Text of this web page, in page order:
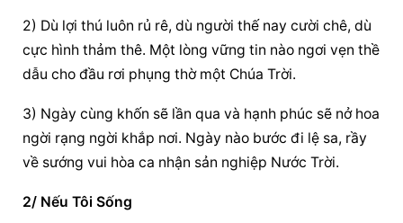
2) Dù lợi thú luôn rủ rê, dù người thế nay cười chê, dù
cực hình thảm thê. Một lòng vững tin nào ngơi vẹn thề
dẫu cho đầu rơi phụng thờ một Chúa Trời.
3) Ngày cùng khốn sẽ lần qua và hạnh phúc sẽ nở hoa
ngời rạng ngời khắp nơi. Ngày nào bước đi lệ sa, rầy
về sướng vui hòa ca nhận sản nghiệp Nước Trời.
2/ Nếu Tôi Sống